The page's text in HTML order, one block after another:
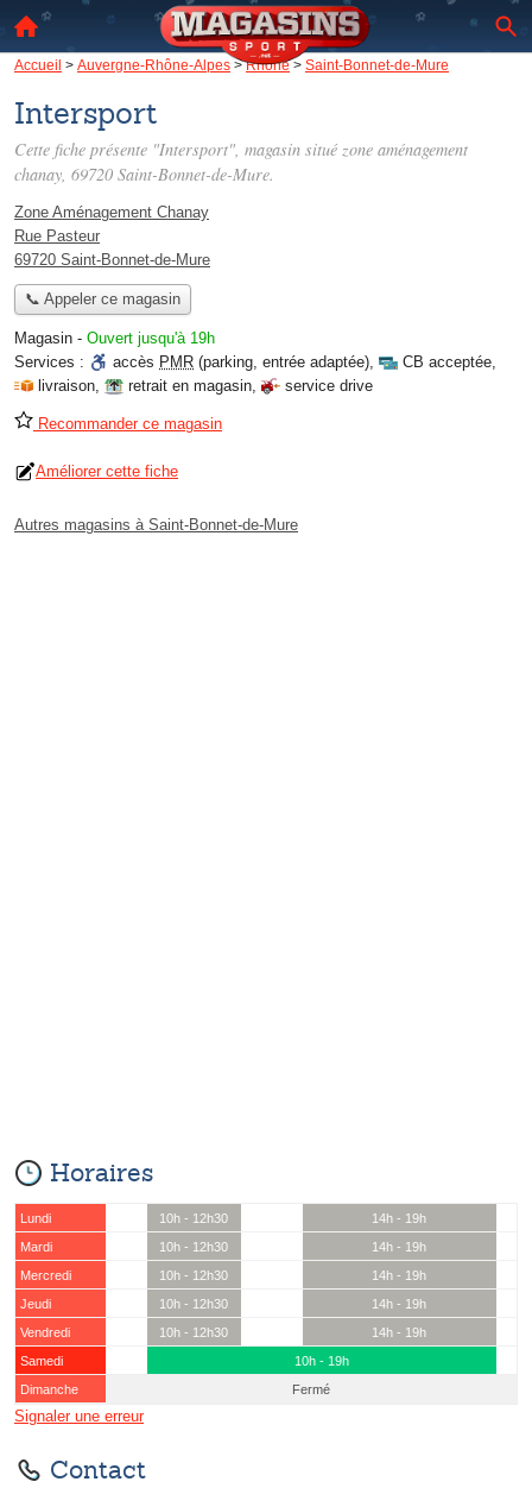
Accueil > Auvergne-Rhône-Alpes >Rhône> Saint-Bonnet-de-Mure
Intersport
Cette fiche présente "Intersport", magasin situé zone aménagement
chanay, 69720 Saint-Bonnet-de-Mure.
Zone Aménagement Chanay
Rue Pasteur
69720 Saint-Bonnet-de-Mure
📞 Appeler ce magasin
Magasin - Ouvert jusqu'à 19h
Services :
accès PMR (parking, entrée adaptée), CB acceptée,
livraison, retrait en magasin, service drive
Recommander ce magasin
Améliorer cette fiche
Autres magasins à Saint-Bonnet-de-Mure
Horaires
Lundi 10h - 12h30
14h - 19h
Mardi
10h - 12h30
14h - 19h
Mercredi
10h - 12h30
14h - 19h
Jeudi
10h - 12h30
14h - 19h
Vendredi
10h - 12h30
14h - 19h
Samedi
10h - 19h
Dimanche
Fermé
Signaler une erreur
Contact